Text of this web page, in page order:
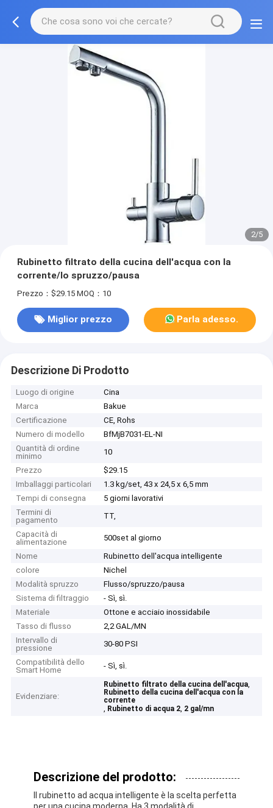
2/5
Rubinetto filtrato della cucina dell'acqua con la
corrente/lo spruzzo/pausa
Prezzo：$29.15 MOQ：10
Miglior prezzo Parla adesso.
Descrizione Di Prodotto
Luogo di origine
Cina
Marca
Bakue
Certificazione
CE, Rohs
Numero di modello
BfMjB7031-EL-NI
Quantità di ordine
minimo
10
Prezzo
$29.15
Imballaggi particolari
1.3 kg/set, 43 x 24,5 x 6,5 mm
Tempi di consegna
5 giorni lavorativi
Termini di
pagamento
TT,
Capacità di
alimentazione
500set al giorno
Nome
Rubinetto dell'acqua intelligente
colore
Nichel
Modalità spruzzo
Flusso/spruzzo/pausa
Sistema di filtraggio
- Sì, sì.
Materiale
Ottone e acciaio inossidabile
Tasso di flusso
2,2 GAL/MN
Intervallo di
pressione
30-80 PSI
Compatibilità dello
Smart Home
- Sì, sì.
Evidenziare:
Rubinetto filtrato della cucina dell'acqua,
Rubinetto della cucina dell'acqua con la
corrente
, Rubinetto di acqua 2, 2 gal/mn
Descrizione del prodotto:
Il rubinetto ad acqua intelligente è la scelta perfetta